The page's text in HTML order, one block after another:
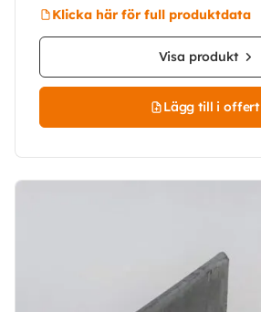
Klicka här för full produktdata
Visa produkt
Lägg till i offert